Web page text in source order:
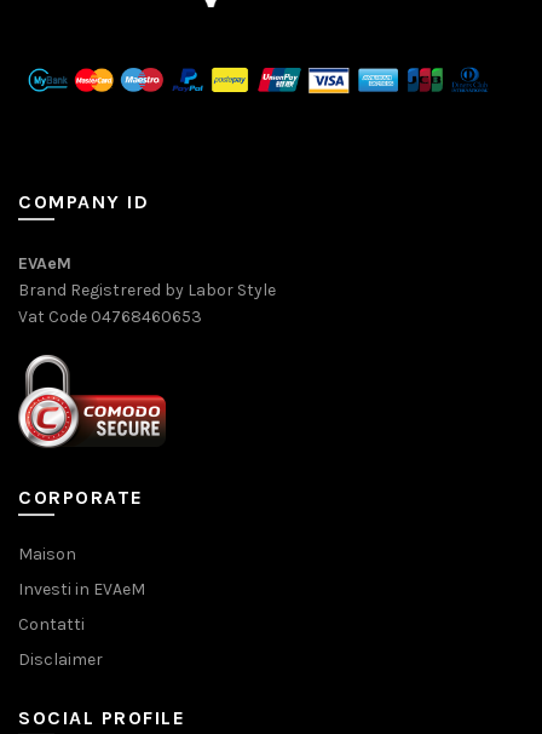
COMPANY ID
EVAeM
Brand Registrered by Labor Style
Vat Code 04768460653
CORPORATE
Maison
Investi in EVAeM
Contatti
Disclaimer
SOCIAL PROFILE